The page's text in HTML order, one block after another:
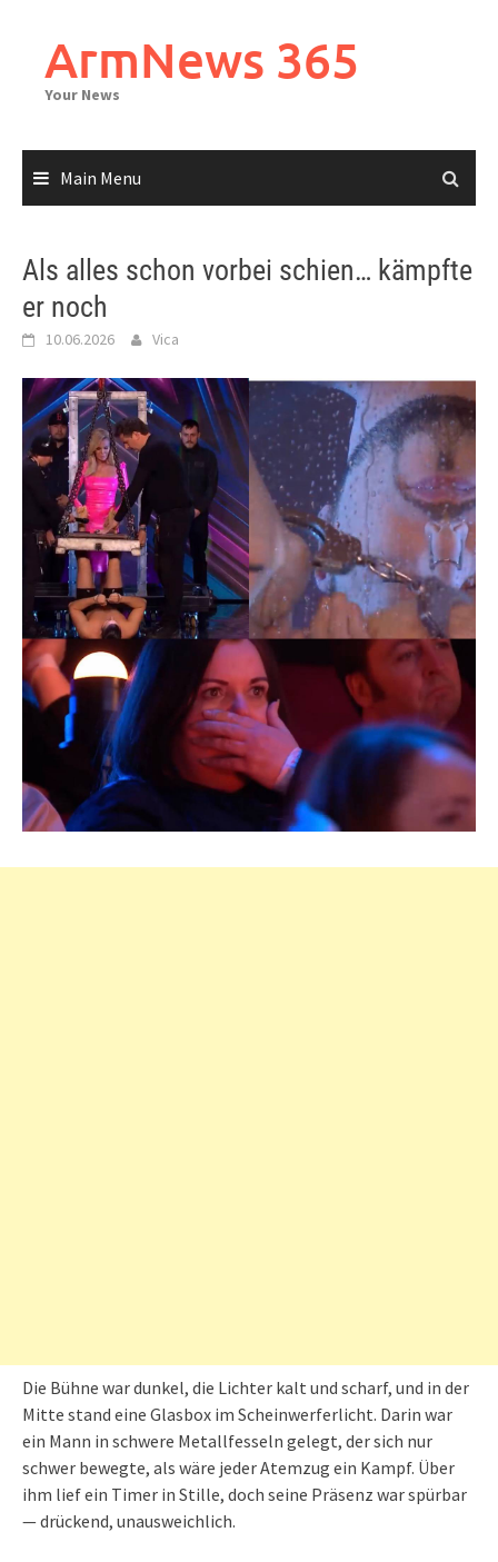
contentArmNews 365
Your News
Main Menu
Als alles schon vorbei schien… kämpfte
er noch
10.06.2026 Vica
Die Bühne war dunkel, die Lichter kalt und scharf, und in der
Mitte stand eine Glasbox im Scheinwerferlicht. Darin war
ein Mann in schwere Metallfesseln gelegt, der sich nur
schwer bewegte, als wäre jeder Atemzug ein Kampf. Über
ihm lief ein Timer in Stille, doch seine Präsenz war spürbar
— drückend, unausweichlich.